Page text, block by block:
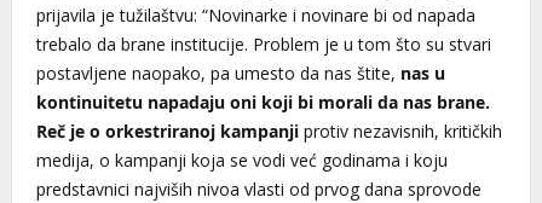
prijavila je tužilaštvu: “Novinarke i novinare bi od napada
trebalo da brane institucije. Problem je u tom što su stvari
postavljene naopako, pa umesto da nas štite, nas u
kontinuitetu napadaju oni koji bi morali da nas brane.
Reč je o orkestriranoj kampanjiprotiv nezavisnih, kritičkih
medija, o kampanji koja se vodi već godinama i koju
predstavnici najviših nivoa vlasti od prvog dana sprovode